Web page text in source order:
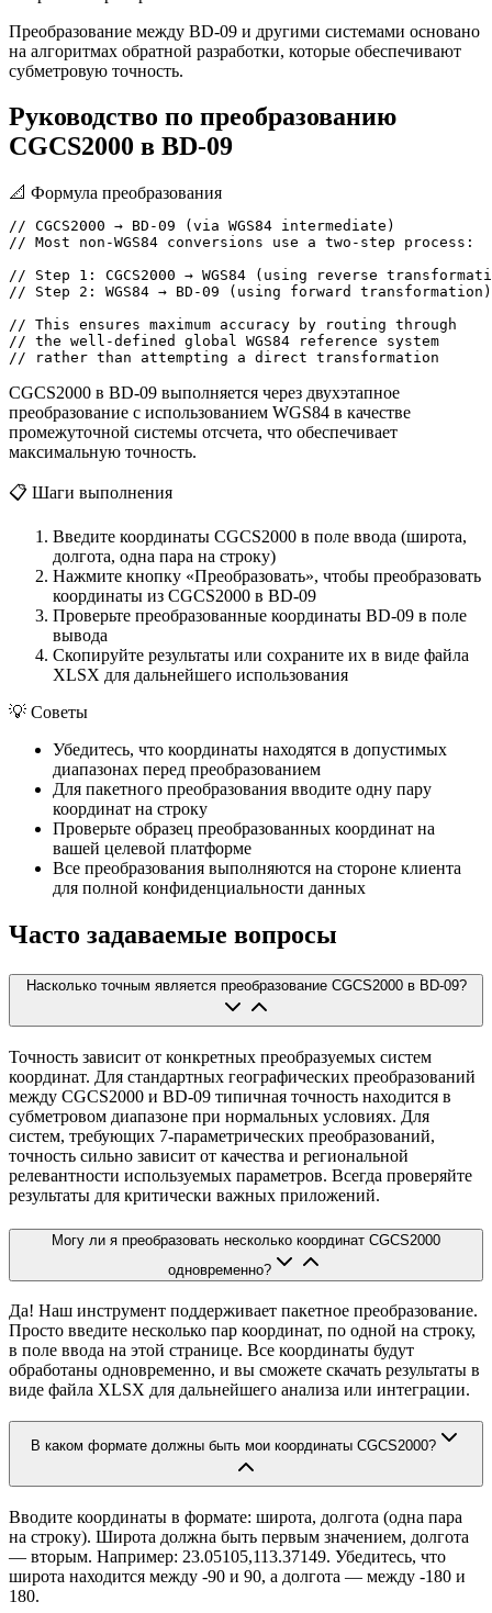
Преобразование между BD-09 и другими системами основано
на алгоритмах обратной разработки, которые обеспечивают
субметровую точность.
Руководство по преобразованию
CGCS2000 в BD-09
📐 Формула преобразования
// CGCS2000 → BD-09 (via WGS84 intermediate)
// Most non-WGS84 conversions use a two-step process:
// Step 1: CGCS2000 → WGS84 (using reverse
// Step 2: WGS84 → BD-09 (using forward transformation)
// This ensures maximum accuracy by routing through
// the well-defined global WGS84 reference system
// rather than attempting a direct transformation
CGCS2000 в BD-09 выполняется через двухэтапное
преобразование с использованием WGS84 в качестве
промежуточной системы отсчета, что обеспечивает
максимальную точность.
📋 Шаги выполнения
Введите координаты CGCS2000 в поле ввода (широта,
долгота, одна пара на строку)
Нажмите кнопку «Преобразовать», чтобы преобразовать
координаты из CGCS2000 в BD-09
Проверьте преобразованные координаты BD-09 в поле
вывода
Скопируйте результаты или сохраните их в виде файла
XLSX для дальнейшего использования
💡 Советы
Убедитесь, что координаты находятся в допустимых
диапазонах перед преобразованием
Для пакетного преобразования вводите одну пару
координат на строку
Проверьте образец преобразованных координат на
вашей целевой платформе
Все преобразования выполняются на стороне клиента
для полной конфиденциальности данных
Часто задаваемые вопросы
Насколько точным является преобразование CGCS2000 в BD-09?
Точность зависит от конкретных преобразуемых систем
координат. Для стандартных географических преобразований
между CGCS2000 и BD-09 типичная точность находится в
субметровом диапазоне при нормальных условиях. Для
систем, требующих 7-параметрических преобразований,
точность сильно зависит от качества и региональной
релевантности используемых параметров. Всегда проверяйте
результаты для критически важных приложений.
Могу ли я преобразовать несколько координат CGCS2000
одновременно?
Да! Наш инструмент поддерживает пакетное преобразование.
Просто введите несколько пар координат, по одной на строку,
в поле ввода на этой странице. Все координаты будут
обработаны одновременно, и вы сможете скачать результаты в
виде файла XLSX для дальнейшего анализа или интеграции.
В каком формате должны быть мои координаты CGCS2000?
Вводите координаты в формате: широта, долгота (одна пара
на строку). Широта должна быть первым значением, долгота
— вторым. Например: 23.05105,113.37149. Убедитесь, что
широта находится между -90 и 90, а долгота — между -180 и
180.